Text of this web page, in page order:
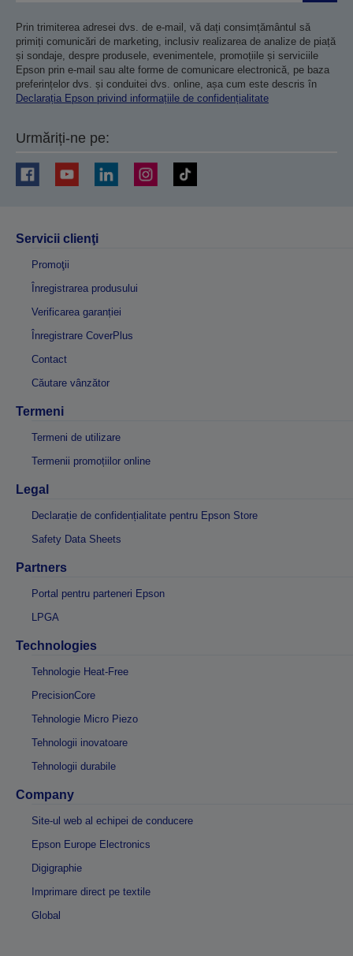
Prin trimiterea adresei dvs. de e-mail, vă dați consimțământul să
primiți comunicări de marketing, inclusiv realizarea de analize de piață
și sondaje, despre produsele, evenimentele, promoțiile și serviciile
Epson prin e-mail sau alte forme de comunicare electronică, pe baza
preferințelor dvs. și conduitei dvs. online, așa cum este descris în
Declarația Epson privind informațiile de confidențialitate
Urmăriți-ne pe:
Servicii clienţi
Promoţii
Înregistrarea produsului
Verificarea garanției
Înregistrare CoverPlus
Contact
Căutare vânzător
Termeni
Termeni de utilizare
Termenii promoțiilor online
Legal
Declarație de confidențialitate pentru Epson Store
Safety Data Sheets
Partners
Portal pentru parteneri Epson
LPGA
Technologies
Tehnologie Heat-Free
PrecisionCore
Tehnologie Micro Piezo
Tehnologii inovatoare
Tehnologii durabile
Company
Site-ul web al echipei de conducere
Epson Europe Electronics
Digigraphie
Imprimare direct pe textile
Global